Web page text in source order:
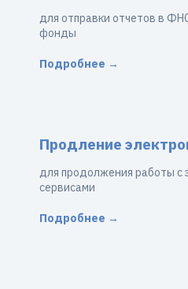
для отправки отчетов в
фонды
Подробнее →
Продление
для продолжения работы с
сервисами
Подробнее →